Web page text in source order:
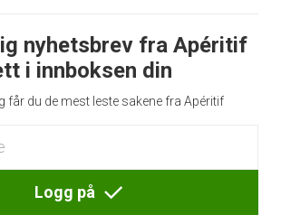
nyhetsbrev fra Apéritif
i innboksen din
får du de mest leste sakene fra Apéritif
Logg på